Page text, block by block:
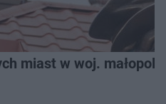
miast w woj.